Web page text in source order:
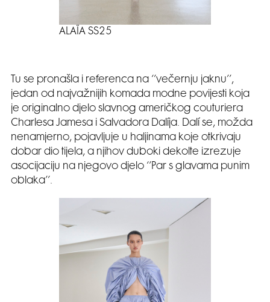
ALAÏA SS25
Tu se pronašla i referenca na ‘’večernju jaknu’’,
jedan od najvažnijih komada modne povijesti koja
je originalno djelo slavnog američkog couturiera
Charlesa Jamesa i Salvadora Dalíja. Dalí se, možda
nenamjerno, pojavljuje u haljinama koje otkrivaju
dobar dio tijela, a njihov duboki dekolte izrezuje
asocijaciju na njegovo djelo ‘’Par s glavama punim
oblaka’’.